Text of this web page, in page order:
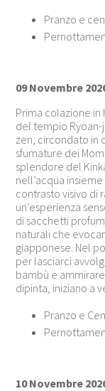
Pranzo e
09 Novembre
Prima colazione
del tempio
zen, circondato in
sfumature dei
splendore del
nell’acqua
contrasto visivo di
un’esperienza
di sacchetti
naturali che
giapponese. Nel
per lasciarci
bambù e
dipinta, iniziano a
Pranzo e
10 Novembre